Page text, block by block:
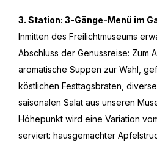
3. Station: 3-Gänge-Menü im
Inmitten des Freilichtmuseums
Abschluss der Genussreise: Zum
aromatische Suppen zur Wahl,
köstlichen Festtagsbraten,
saisonalen Salat aus unseren
Höhepunkt wird eine Variation
serviert: hausgemachter